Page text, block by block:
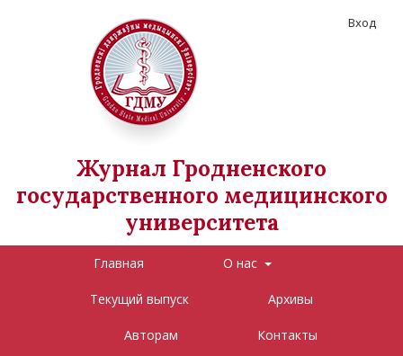
Журнал Гродненского
государственного медицинского
университета
Главная О нас
Текущий выпуск Архивы
Авторам Контакты
Вход